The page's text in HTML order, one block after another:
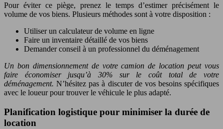
Pour éviter ce piège, prenez le temps d’estimer précisément le
volume de vos biens. Plusieurs méthodes sont à votre disposition :
Utiliser un calculateur de volume en ligne
Faire un inventaire détaillé de vos biens
Demander conseil à un professionnel du déménagement
Un bon dimensionnement de votre camion de location peut vous
faire économiser jusqu’à 30% sur le coût total de votre
déménagement. N’hésitez pas à discuter de vos besoins spécifiques
avec le loueur pour trouver le véhicule le plus adapté.
Planification logistique pour minimiser la durée de
location